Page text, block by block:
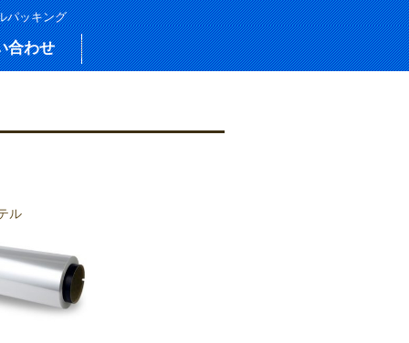
パッキング
合わせ
ル